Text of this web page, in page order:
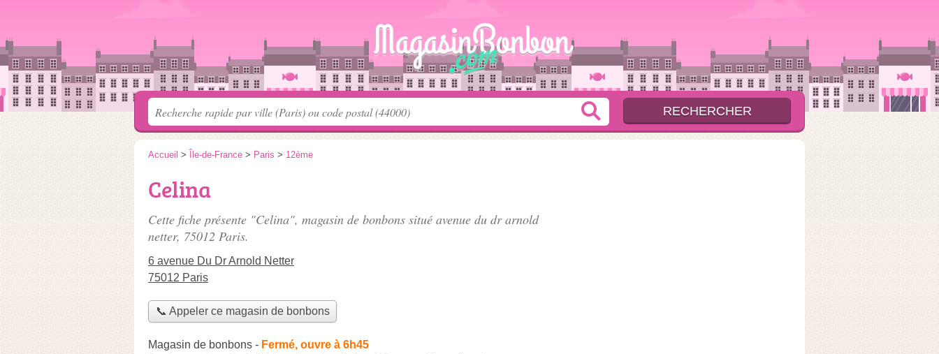
Accueil > Île-de-France > Paris > 12ème
Celina
Cette fiche présente "Celina", magasin de bonbons situé avenue du dr arnold
netter, 75012 Paris.
6 avenue Du Dr Arnold Netter
75012 Paris
📞 Appeler ce magasin de bonbons
Magasin de bonbons - Fermé, ouvre à 6h45